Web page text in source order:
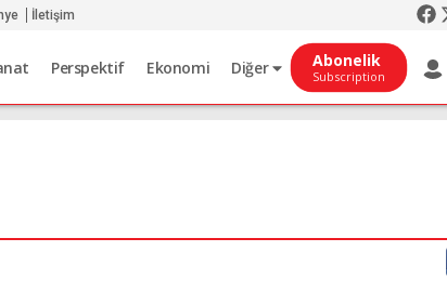
İletişim
Perspektif Ekonomi Diğer Abonelik
Subscription